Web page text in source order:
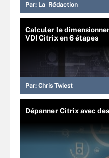
Par: La Rédaction
Calculer le
VDI Citrix en 6 étapes
Par: Chris Twiest
Dépanner Citrix avec